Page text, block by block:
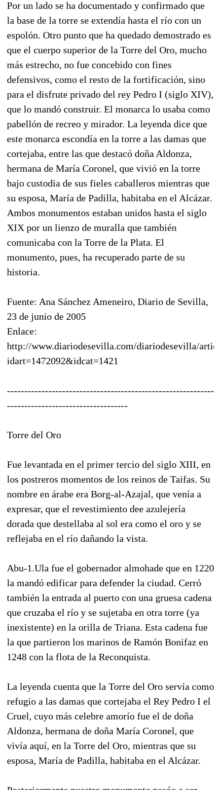
Por un lado se ha documentado y confirmado que
la base de la torre se extendía hasta el río con un
espolón. Otro punto que ha quedado demostrado es
que el cuerpo superior de la Torre del Oro, mucho
más estrecho, no fue concebido con fines
defensivos, como el resto de la fortificación, sino
para el disfrute privado del rey Pedro I (siglo XIV),
que lo mandó construir. El monarca lo usaba como
pabellón de recreo y mirador. La leyenda dice que
este monarca escondía en la torre a las damas que
cortejaba, entre las que destacó doña Aldonza,
hermana de María Coronel, que vivió en la torre
bajo custodia de sus fieles caballeros mientras que
su esposa, María de Padilla, habitaba en el Alcázar.
Ambos monumentos estaban unidos hasta el siglo
XIX por un lienzo de muralla que también
comunicaba con la Torre de la Plata. El
monumento, pues, ha recuperado parte de su
historia.
Fuente: Ana Sánchez Ameneiro, Diario de Sevilla,
23 de junio de 2005
Enlace:
http://www.diariodesevilla.com/diariodesevilla/
idart=1472092&idcat=1421
------------------------------------------------------------
-----------------------------------
Torre del Oro
Fue levantada en el primer tercio del siglo XIII, en
los postreros momentos de los reinos de Taifas. Su
nombre en árabe era Borg-al-Azajal, que venía a
expresar, que el revestimiento dee azulejería
dorada que destellaba al sol era como el oro y se
reflejaba en el río dañando la vista.
Abu-1.Ula fue el gobernador almohade que en 1220
la mandó edificar para defender la ciudad. Cerró
también la entrada al puerto con una gruesa cadena
que cruzaba el río y se sujetaba en otra torre (ya
inexistente) en la orilla de Triana. Esta cadena fue
la que partieron los marinos de Ramón Bonifaz en
1248 con la flota de la Reconquista.
La leyenda cuenta que la Torre del Oro servía como
refugio a las damas que cortejaba el Rey Pedro I el
Cruel, cuyo más celebre amorío fue el de doña
Aldonza, hermana de doña María Coronel, que
vivía aquí, en la Torre del Oro, mientras que su
esposa, María de Padilla, habitaba en el Alcázar.